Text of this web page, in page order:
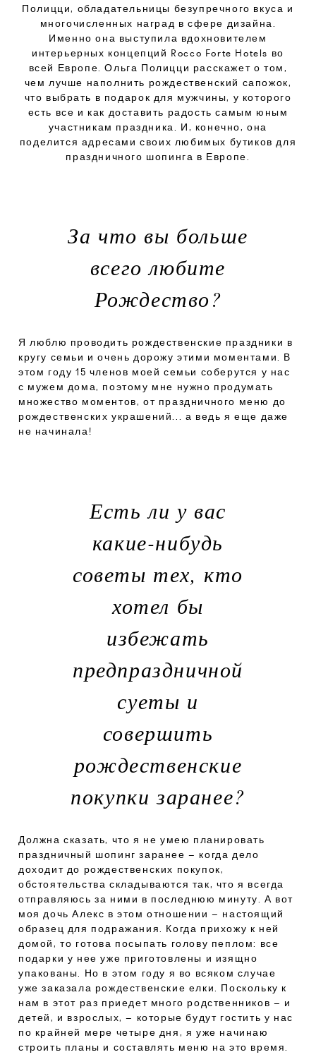
Полицци, обладательницы безупречного вкуса и
многочисленных наград в сфере дизайна.
Именно она выступила вдохновителем
интерьерных концепций Rocco Forte Hotels во
всей Европе. Ольга Полицци расскажет о том,
чем лучше наполнить рождественский сапожок,
что выбрать в подарок для мужчины, у которого
есть все и как доставить радость самым юным
участникам праздника. И, конечно, она
поделится адресами своих любимых бутиков для
праздничного шопинга в Европе.
За что вы больше
всего любите
Рождество?
Я люблю проводить рождественские праздники в
кругу семьи и очень дорожу этими моментами. В
этом году 15 членов моей семьи соберутся у нас
с мужем дома, поэтому мне нужно продумать
множество моментов, от праздничного меню до
рождественских украшений... а ведь я еще даже
не начинала!
Есть ли у вас
какие-нибудь
советы тех, кто
хотел бы
избежать
предпраздничной
суеты и
совершить
рождественские
покупки заранее?
Должна сказать, что я не умею планировать
праздничный шопинг заранее – когда дело
доходит до рождественских покупок,
обстоятельства складываются так, что я всегда
отправляюсь за ними в последнюю минуту. А вот
моя дочь Алекс в этом отношении – настоящий
образец для подражания. Когда прихожу к ней
домой, то готова посыпать голову пеплом: все
подарки у нее уже приготовлены и изящно
упакованы. Но в этом году я во всяком случае
уже заказала рождественские елки. Поскольку к
нам в этот раз приедет много родственников – и
детей, и взрослых, – которые будут гостить у нас
по крайней мере четыре дня, я уже начинаю
строить планы и составлять меню на это время.